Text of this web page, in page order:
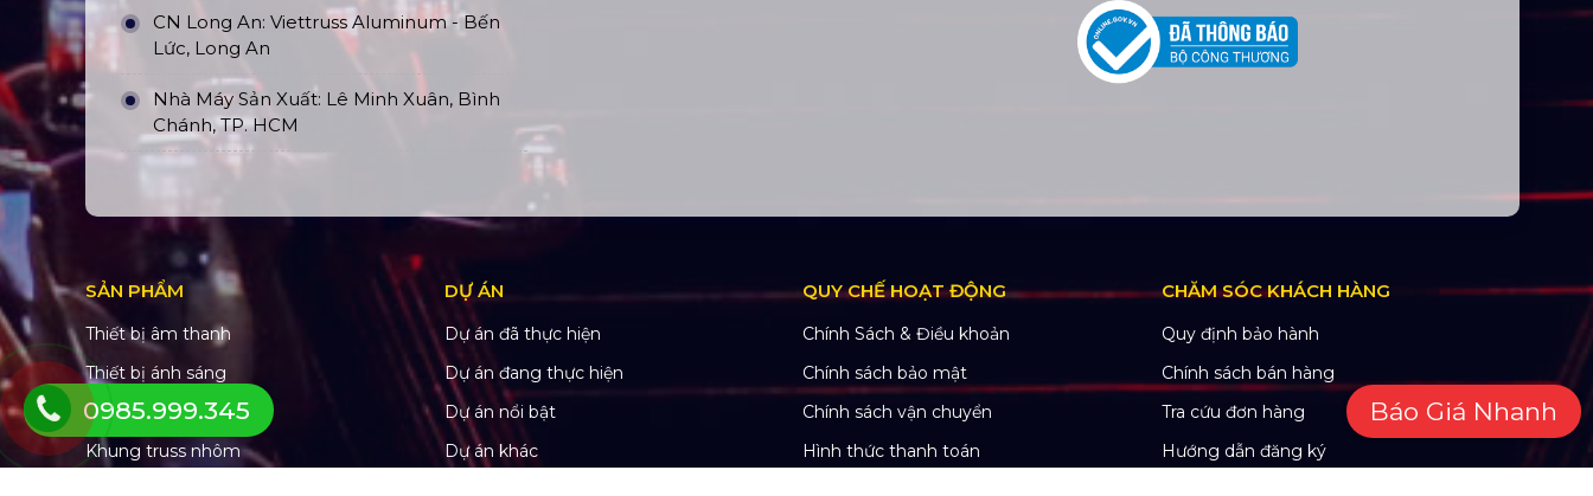
CN Long An: Viettruss Aluminum - Bến
Lức, Long An
Nhà Máy Sản Xuất: Lê Minh Xuân, Bình
Chánh, TP. HCM
SẢN PHẨM
Thiết bị âm thanh
Thiết bị ánh sáng
Màn hình LED
Khung truss nhôm
DỰ ÁN
Dự án đã thực hiện
Dự án đang thực hiện
Dự án nổi bật
Dự án khác
QUY CHẾ HOẠT ĐỘNG
Chính Sách & Điều khoản
Chính sách bảo mật
Chính sách vận chuyển
Hình thức thanh toán
CHĂM SÓC KHÁCH HÀNG
Quy định bảo hành
Chính sách bán hàng
Tra cứu đơn hàng
Hướng dẫn đăng ký
0985.999.345 Báo Giá Nhanh